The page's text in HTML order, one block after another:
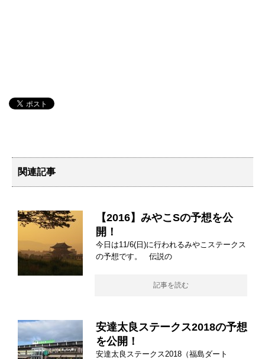
関連記事
【2016】みやこSの予想を公
開！
今日は11/6(日)に行われるみやこステークス
の予想です。 伝説の
記事を読む
安達太良ステークス2018の予想
を公開！
安達太良ステークス2018（福島ダート